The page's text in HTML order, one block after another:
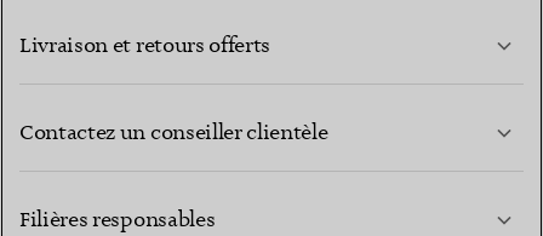
Livraison et retours offerts
Contactez un conseiller clientèle
Filières responsables